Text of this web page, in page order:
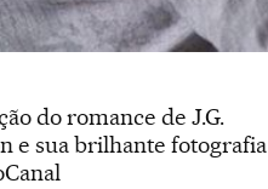
do romance de J.G.
e sua brilhante fotografia